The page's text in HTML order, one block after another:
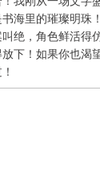
海里的璀璨明珠
绝，角色鲜活得
下！如果你也渴